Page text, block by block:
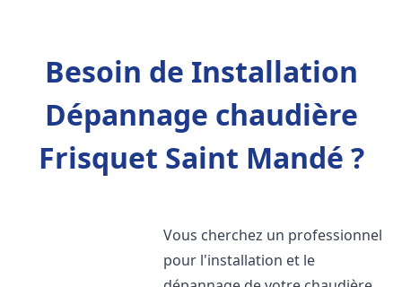
Besoin de Installation
Dépannage chaudière
Frisquet Saint Mandé ?
Vous cherchez un professionnel
pour l'installation et le